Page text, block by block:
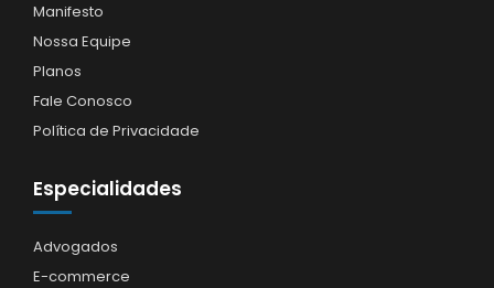
Manifesto
Nossa Equipe
Planos
Fale Conosco
Política de Privacidade
Especialidades
Advogados
E-commerce